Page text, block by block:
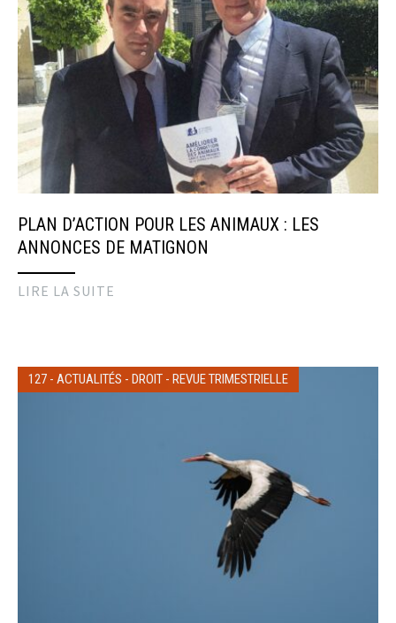
PLAN D’ACTION POUR LES ANIMAUX : LES
ANNONCES DE MATIGNON
LIRE LA SUITE
127 - ACTUALITÉS - DROIT - REVUE TRIMESTRIELLE